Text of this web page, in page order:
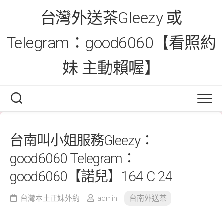
台灣外送茶Gleezy 或
Telegram：good6060【看照約
妹 主動賴喔】
台南叫小姐服務Gleezy：
good6060 Telegram：
good6060【諾兒】164 C 24
台灣本土正妹外約 admin 台南外送茶